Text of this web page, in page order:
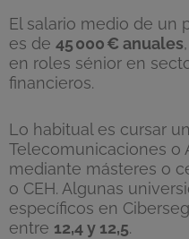
El salario medio de un
es de 45000€ anuales
en roles sénior en
financieros.
Lo habitual es cursar
Telecomunicaciones o
mediante másteres o
o CEH. Algunas
específicos en
entre 12,4 y 12,5.